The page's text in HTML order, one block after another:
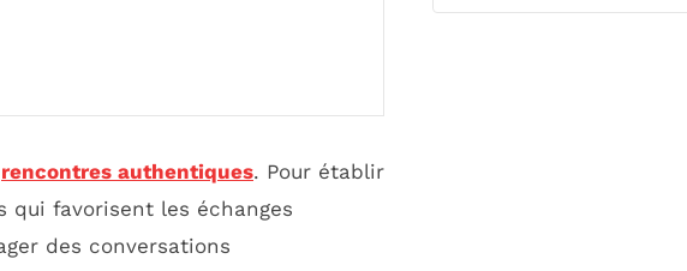
rencontres authentiques. Pour établir
qui favorisent les échanges
des conversations